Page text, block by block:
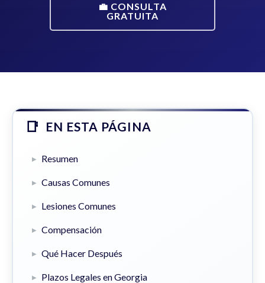
💼 CONSULTA
GRATUITA
EN ESTA PÁGINA
Resumen
Causas Comunes
Lesiones Comunes
Compensación
Qué Hacer Después
Plazos Legales en Georgia